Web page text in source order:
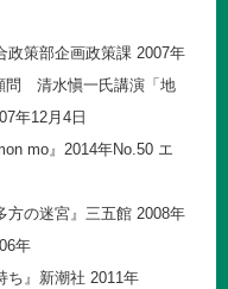
政策部企画政策課 2007年
問 清水愼一氏講演「地
年12月4日
mo』2014年No.50 エ
の迷宮』三五館 2008年
年
ち』新潮社 2011年